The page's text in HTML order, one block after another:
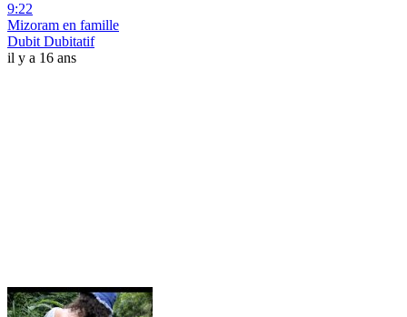
9:22
Mizoram en famille
Dubit Dubitatif
il y a 16 ans